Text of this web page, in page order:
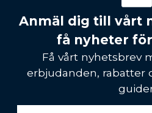
Anmäl dig till vårt
få nyheter
Få vårt nyhetsbrev
erbjudanden, rabatter